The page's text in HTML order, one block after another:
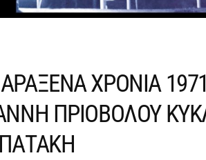
ΧΡΟΝΙΑ
ΠΡΙΟΒΟΛΟΥ